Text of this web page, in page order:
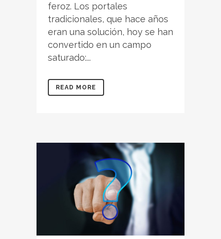
feroz. Los portales
tradicionales, que hace años
eran una solución, hoy se han
convertido en un campo
saturado:...
READ MORE